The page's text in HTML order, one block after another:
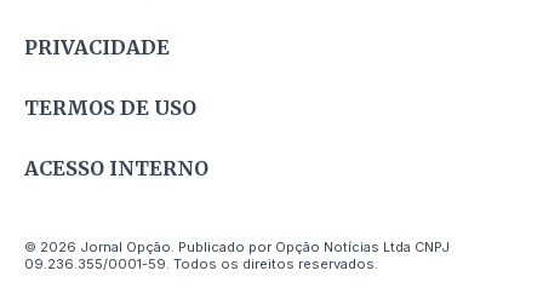
PRIVACIDADE
TERMOS DE USO
ACESSO INTERNO
© 2026 Jornal Opção. Publicado por Opção Notícias Ltda CNPJ
09.236.355/0001-59. Todos os direitos reservados.